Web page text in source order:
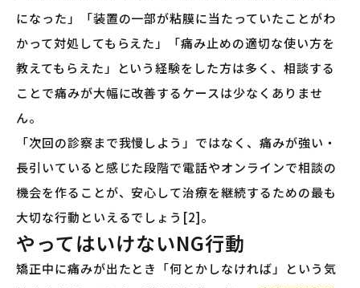
になった」「装置の一部が粘膜に当たっていたことがわ
かって対処してもらえた」「痛み止めの適切な使い方を
教えてもらえた」という経験をした方は多く、相談する
ことで痛みが大幅に改善するケースは少なくありませ
ん。
「次回の診察まで我慢しよう」ではなく、痛みが強い・
長引いていると感じた段階で電話やオンラインで相談の
機会を作ることが、安心して治療を継続するための最も
大切な行動といえるでしょう[2]。
やってはいけないNG行動
矯正中に痛みが出たとき「何とかしなければ」という気